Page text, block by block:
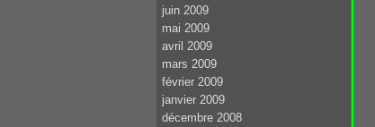
juin 2009
mai 2009
avril 2009
mars 2009
février 2009
janvier 2009
décembre 2008